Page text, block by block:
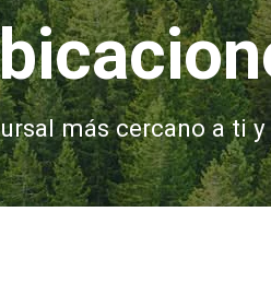
más cercano a ti